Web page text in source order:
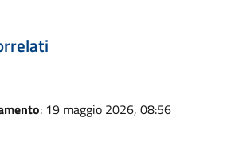
: 19 maggio 2026, 08:56